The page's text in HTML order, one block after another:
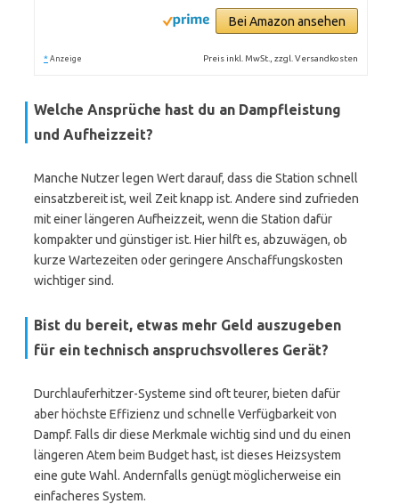
Bei Amazon ansehen
* Anzeige Preis inkl. MwSt., zzgl. Versandkosten
Welche Ansprüche hast du an Dampfleistung
und Aufheizzeit?
Manche Nutzer legen Wert darauf, dass die Station schnell
einsatzbereit ist, weil Zeit knapp ist. Andere sind zufrieden
mit einer längeren Aufheizzeit, wenn die Station dafür
kompakter und günstiger ist. Hier hilft es, abzuwägen, ob
kurze Wartezeiten oder geringere Anschaffungskosten
wichtiger sind.
Bist du bereit, etwas mehr Geld auszugeben
für ein technisch anspruchsvolleres Gerät?
Durchlauferhitzer-Systeme sind oft teurer, bieten dafür
aber höchste Effizienz und schnelle Verfügbarkeit von
Dampf. Falls dir diese Merkmale wichtig sind und du einen
längeren Atem beim Budget hast, ist dieses Heizsystem
eine gute Wahl. Andernfalls genügt möglicherweise ein
einfacheres System.